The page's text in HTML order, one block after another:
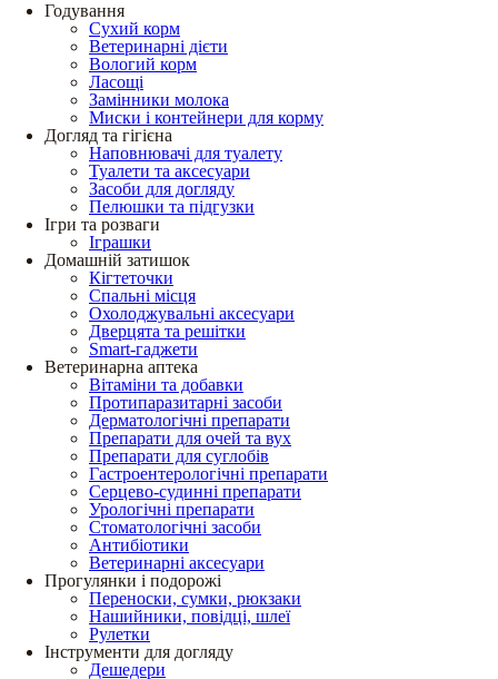
Годування
Сухий корм
Ветеринарні дієти
Вологий корм
Ласощі
Замінники молока
Миски і контейнери для корму
Догляд та гігієна
Наповнювачі для туалету
Туалети та аксесуари
Засоби для догляду
Пелюшки та підгузки
Ігри та розваги
Іграшки
Домашній затишок
Кігтеточки
Спальні місця
Охолоджувальні аксесуари
Дверцята та решітки
Smart-гаджети
Ветеринарна аптека
Вітаміни та добавки
Протипаразитарні засоби
Дерматологічні препарати
Препарати для очей та вух
Препарати для суглобів
Гастроентерологічні препарати
Серцево-судинні препарати
Урологічні препарати
Стоматологічні засоби
Антибіотики
Ветеринарні аксесуари
Прогулянки і подорожі
Переноски, сумки, рюкзаки
Нашийники, повідці, шлеї
Рулетки
Інструменти для догляду
Дешедери